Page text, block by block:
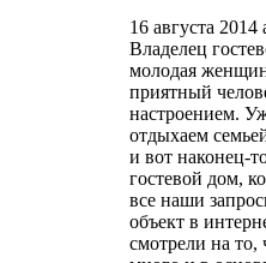
16 августа 2014
Владелец
молодая
приятный
настроением.
отдыхаем
и вот наконец-
гостевой дом,
все наши
объект в
смотрели на